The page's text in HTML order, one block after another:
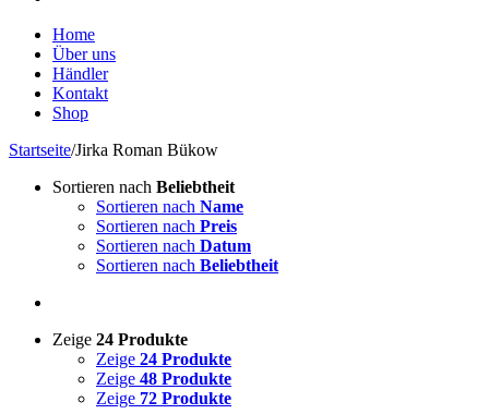
Home
Über uns
Händler
Kontakt
Shop
Startseite/Jirka Roman Bükow
Sortieren nach Beliebtheit
Sortieren nach Name
Sortieren nach Preis
Sortieren nach Datum
Sortieren nach Beliebtheit
Zeige 24 Produkte
Zeige 24 Produkte
Zeige 48 Produkte
Zeige 72 Produkte